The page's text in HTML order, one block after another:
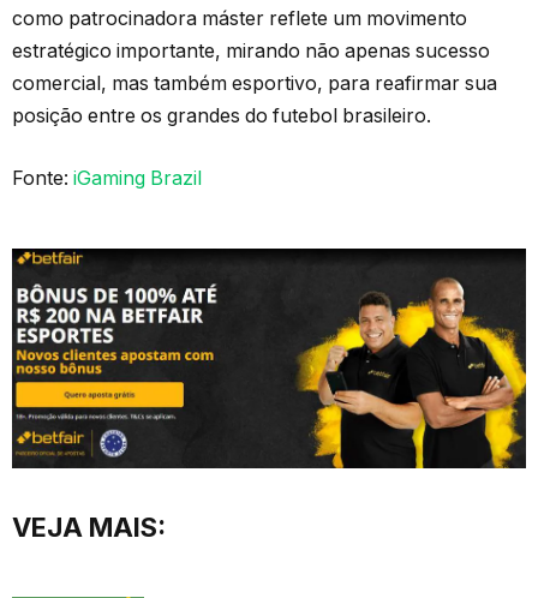
como patrocinadora máster reflete um movimento
estratégico importante, mirando não apenas sucesso
comercial, mas também esportivo, para reafirmar sua
posição entre os grandes do futebol brasileiro.
Fonte: iGaming Brazil
VEJA MAIS: